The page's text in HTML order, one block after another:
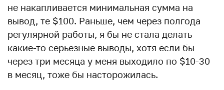
не накапливается минимальная сумма на
вывод, те $100. Раньше, чем через полгода
регулярной работы, я бы не стала делать
какие-то серьезные выводы, хотя если бы
через три месяца у меня выходило по $10-30
в месяц, тоже бы насторожилась.